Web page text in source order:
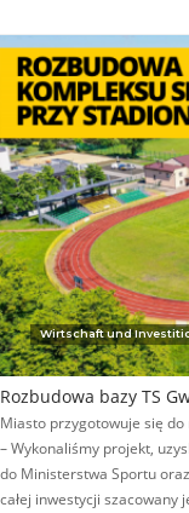
Wirtschaft und
Rozbudowa bazy TS
Miasto przygotowuje się
– Wykonaliśmy projekt,
do Ministerstwa Sportu
całej inwestycji szacowany